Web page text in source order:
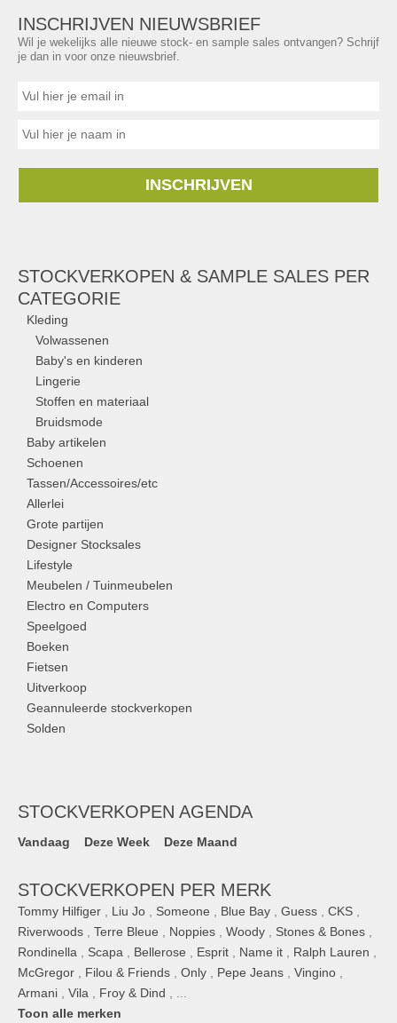
INSCHRIJVEN NIEUWSBRIEF
Wil je wekelijks alle nieuwe stock- en sample sales ontvangen? Schrijf
je dan in voor onze nieuwsbrief.
INSCHRIJVEN
STOCKVERKOPEN & SAMPLE SALES PER
CATEGORIE
Kleding
Volwassenen
Baby's en kinderen
Lingerie
Stoffen en materiaal
Bruidsmode
Baby artikelen
Schoenen
Tassen/Accessoires/etc
Allerlei
Grote partijen
Designer Stocksales
Lifestyle
Meubelen / Tuinmeubelen
Electro en Computers
Speelgoed
Boeken
Fietsen
Uitverkoop
Geannuleerde stockverkopen
Solden
STOCKVERKOPEN AGENDA
Vandaag Deze Week Deze Maand
STOCKVERKOPEN PER MERK
Tommy Hilfiger Liu Jo Someone Blue Bay Guess CKS
Riverwoods
Terre Bleue Noppies Woody Stones & Bones
Rondinella
Scapa Bellerose Esprit Name it Ralph Lauren
McGregor
Filou & Friends Only Pepe Jeans Vingino
Armani
Vila Froy & Dind
Toon alle merken